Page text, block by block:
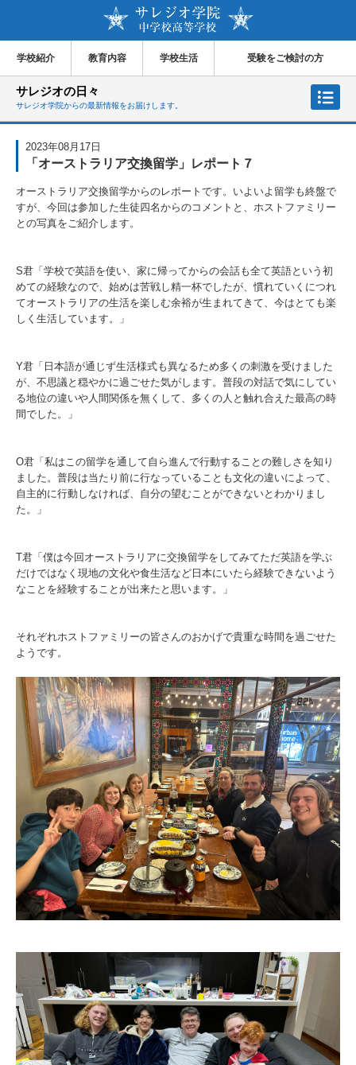
学校紹介 教育内容 学校生活 受験をご検討の方
サレジオの日々
サレジオ学院からの最新情報をお届けします。
2023年08月17日
「オーストラリア交換留学」レポート７
オーストラリア交換留学からのレポートです。いよいよ留学も終盤で
すが、今回は参加した生徒四名からのコメントと、ホストファミリー
との写真をご紹介します。
S君「学校で英語を使い、家に帰ってからの会話も全て英語という初
めての経験なので、始めは苦戦し精一杯でしたが、慣れていくにつれ
てオーストラリアの生活を楽しむ余裕が生まれてきて、今はとても楽
しく生活しています。」
Y君「日本語が通じず生活様式も異なるため多くの刺激を受けました
が、不思議と穏やかに過ごせた気がします。普段の対話で気にしてい
る地位の違いや人間関係を無くして、多くの人と触れ合えた最高の時
間でした。」
O君「私はこの留学を通して自ら進んで行動することの難しさを知り
ました。普段は当たり前に行なっていることも文化の違いによって、
自主的に行動しなければ、自分の望むことができないとわかりまし
た。」
T君「僕は今回オーストラリアに交換留学をしてみてただ英語を学ぶ
だけではなく現地の文化や食生活など日本にいたら経験できないよう
なことを経験することが出来たと思います。」
それぞれホストファミリーの皆さんのおかげで貴重な時間を過ごせた
ようです。